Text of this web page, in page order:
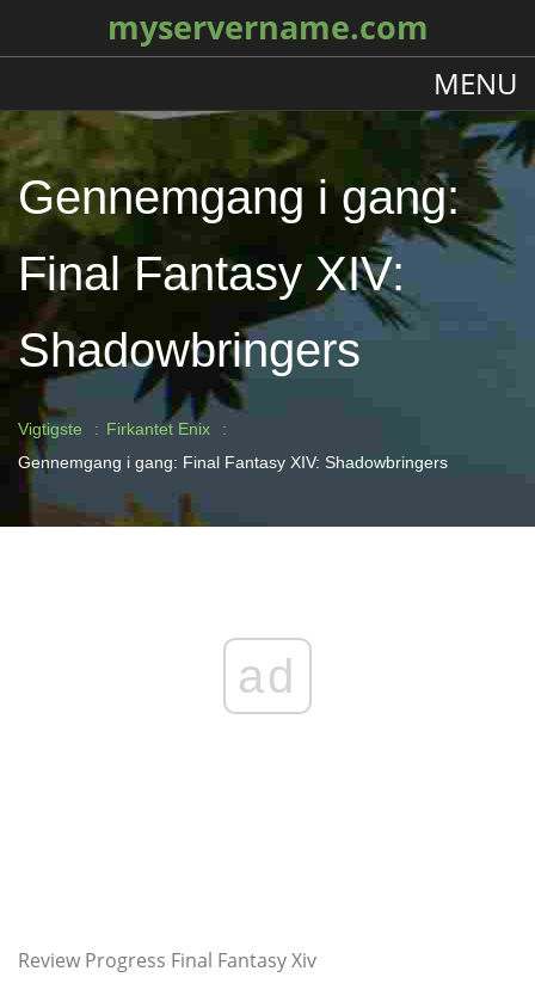
myservername.com
MENU
Gennemgang i gang:
Final Fantasy XIV:
Shadowbringers
Vigtigste
Firkantet Enix
Gennemgang i gang: Final Fantasy XIV: Shadowbringers
ad
Review Progress Final Fantasy Xiv